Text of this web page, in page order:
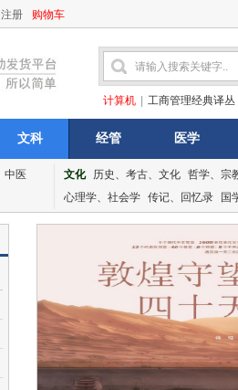
注册 购物车
计算机 工商管理经典译丛
文科 经管 医学
中医
文化 历史、考古、文化 哲学、宗
心理学、社会学 传记、回忆录 国